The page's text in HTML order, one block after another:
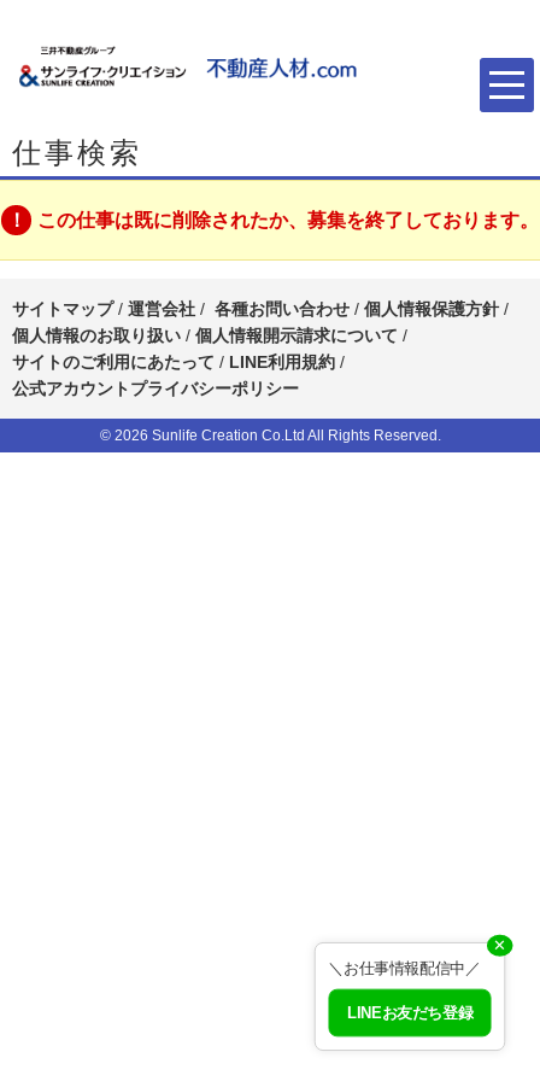
仕事検索
この仕事は既に削除されたか、募集を終了しております。
サイトマップ/ 運営会社 / 各種お問い合わせ / 個人情報保護方針 /
個人情報のお取り扱い / 個人情報開示請求について /
サイトのご利用にあたって / LINE利用規約 /
公式アカウントプライバシーポリシー
✕
＼お仕事情報配信中／
LINEお友だち登録
© 2026 Sunlife Creation Co.Ltd All Rights Reserved.